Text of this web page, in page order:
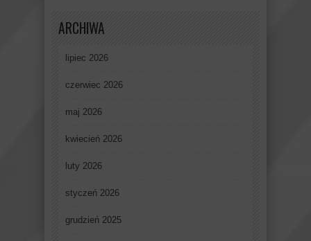
ARCHIWA
lipiec 2026
czerwiec 2026
maj 2026
kwiecień 2026
luty 2026
styczeń 2026
grudzień 2025